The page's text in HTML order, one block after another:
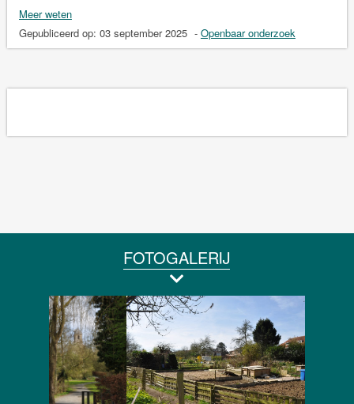
Meer weten
Gepubliceerd op: 03 september 2025 - Openbaar onderzoek
FOTOGALERIJ